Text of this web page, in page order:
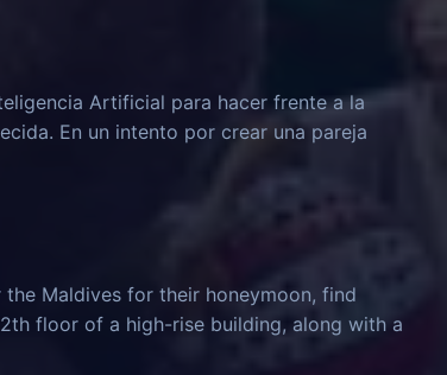
Artificial para hacer frente a la
En un intento por crear una pareja
Maldives for their honeymoon, find
floor of a high-rise building, along with a